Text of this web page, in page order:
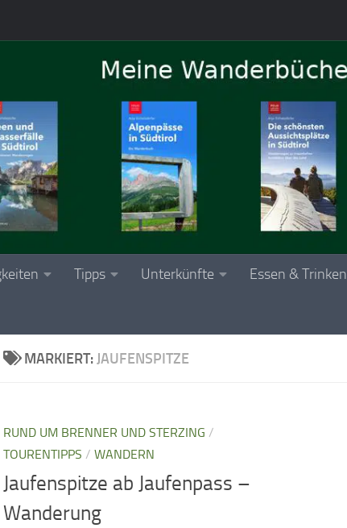
Tipps Unterkünfte Essen & Trinken
MARKIERT:JAUFENSPITZE
RUND UM BRENNER UND STERZING /
TOURENTIPPS / WANDERN
Jaufenspitze ab Jaufenpass –
Wanderung